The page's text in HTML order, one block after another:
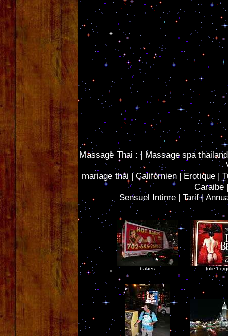
Massage Thai : | Massage spa
mariage thai | Californien | Erotique |
Caraibe
Sensuel Intime | Tarif |
babes folie